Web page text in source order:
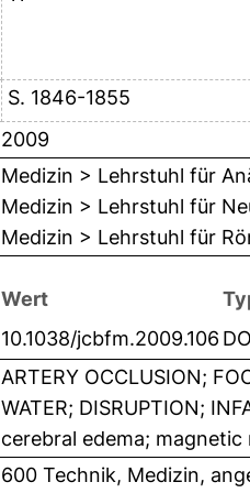
S. 1846-1855
2009
Medizin > Lehrstuhl für
Medizin > Lehrstuhl für
Medizin > Lehrstuhl für
Wert
10.1038/jcbfm.2009.106
ARTERY OCCLUSION;
WATER; DISRUPTION;
cerebral edema;
600 Technik, Medizin,